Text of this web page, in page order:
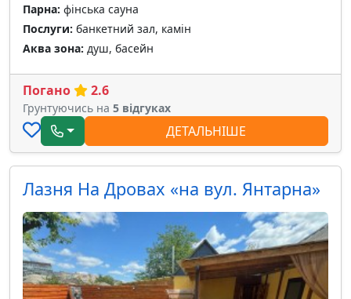
Парна: фінська сауна
Послуги: банкетний зал, камін
Аква зона: душ, басейн
Погано 2.6
Грунтуючись на 5 відгуках
ДЕТАЛЬНІШЕ
Лазня На Дровах «на вул. Янтарна»